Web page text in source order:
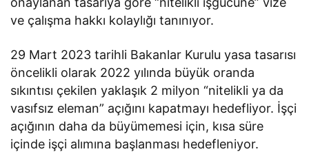
ve çalışma hakkı kolaylığı tanınıyor.
29 Mart 2023 tarihli Bakanlar Kurulu yasa tasarısı
öncelikli olarak 2022 yılında büyük oranda
sıkıntısı çekilen yaklaşık 2 milyon “nitelikli ya da
vasıfsız eleman” açığını kapatmayı hedefliyor. İşçi
açığının daha da büyümemesi için, kısa süre
içinde işçi alımına başlanması hedefleniyor.